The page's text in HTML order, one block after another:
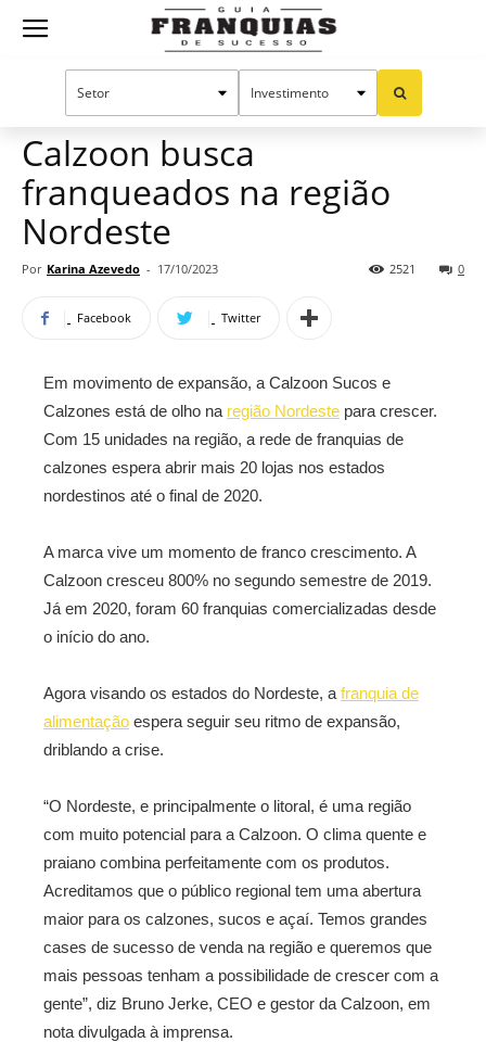
Guia
Mercado de franquias
Calzoon busca
franqueados na região
Nordeste
Por Karina Azevedo - 17/10/2023 0
2521
Facebook Twitter
Em movimento de expansão, a Calzoon Sucos e
Calzones está de olho na região Nordeste para crescer.
Com 15 unidades na região, a rede de franquias de
calzones espera abrir mais 20 lojas nos estados
nordestinos até o final de 2020.
A marca vive um momento de franco crescimento. A
Calzoon cresceu 800% no segundo semestre de 2019.
Já em 2020, foram 60 franquias comercializadas desde
o início do ano.
Agora visando os estados do Nordeste, a franquia de
alimentação espera seguir seu ritmo de expansão,
driblando a crise.
“O Nordeste, e principalmente o litoral, é uma região
com muito potencial para a Calzoon. O clima quente e
praiano combina perfeitamente com os produtos.
Acreditamos que o público regional tem uma abertura
maior para os calzones, sucos e açaí. Temos grandes
cases de sucesso de venda na região e queremos que
mais pessoas tenham a possibilidade de crescer com a
gente”, diz Bruno Jerke, CEO e gestor da Calzoon, em
nota divulgada à imprensa.